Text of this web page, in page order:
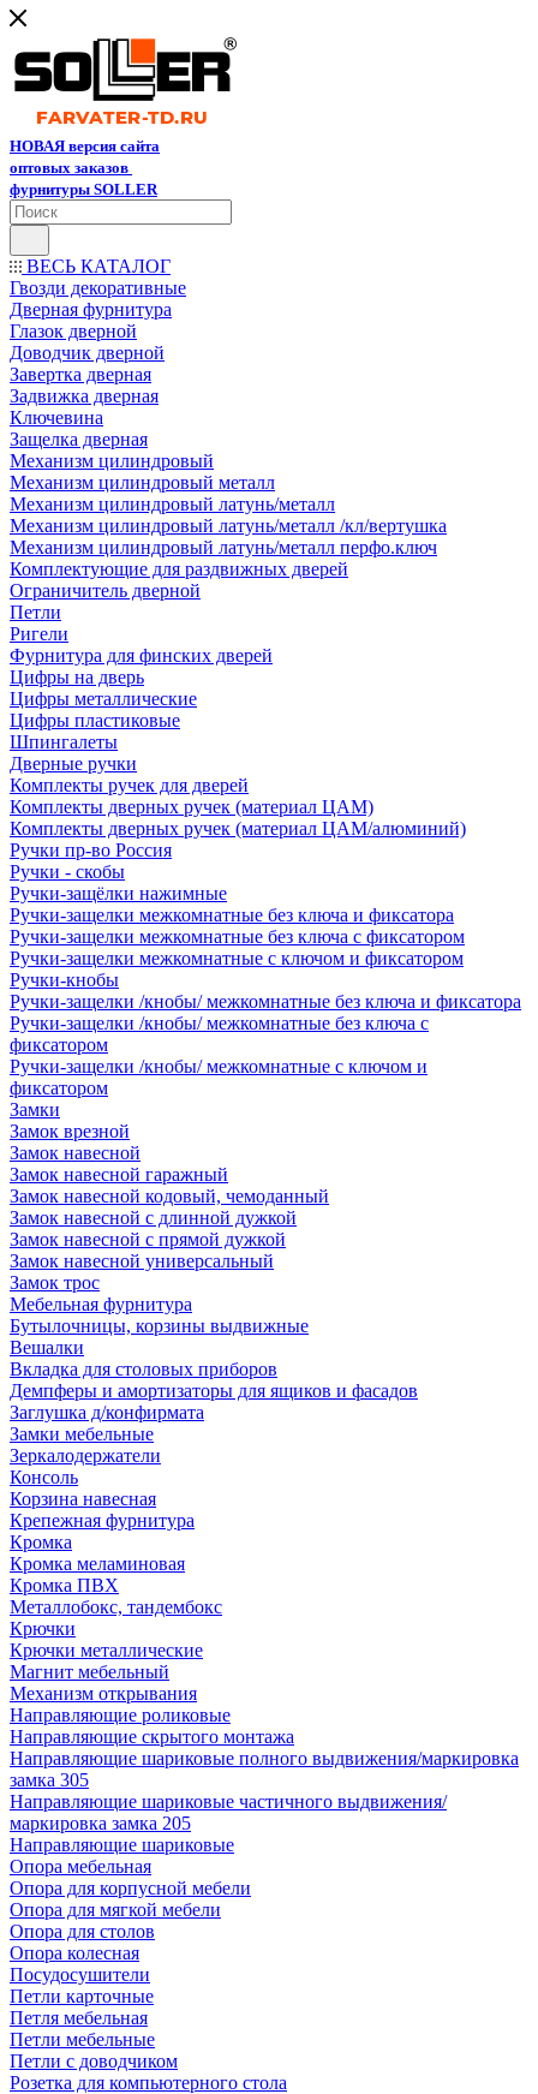
НОВАЯ версия сайта
оптовых заказов
фурнитуры SOLLER
ВЕСЬ КАТАЛОГ
Гвозди декоративные
Дверная фурнитура
Глазок дверной
Доводчик дверной
Завертка дверная
Задвижка дверная
Ключевина
Защелка дверная
Механизм цилиндровый
Механизм цилиндровый металл
Механизм цилиндровый латунь/металл
Механизм цилиндровый латунь/металл /кл/вертушка
Механизм цилиндровый латунь/металл перфо.ключ
Комплектующие для раздвижных дверей
Ограничитель дверной
Петли
Ригели
Фурнитура для финских дверей
Цифры на дверь
Цифры металлические
Цифры пластиковые
Шпингалеты
Дверные ручки
Комплекты ручек для дверей
Комплекты дверных ручек (материал ЦАМ)
Комплекты дверных ручек (материал ЦАМ/алюминий)
Ручки пр-во Россия
Ручки - скобы
Ручки-защёлки нажимные
Ручки-защелки межкомнатные без ключа и фиксатора
Ручки-защелки межкомнатные без ключа с фиксатором
Ручки-защелки межкомнатные с ключом и фиксатором
Ручки-кнобы
Ручки-защелки /кнобы/ межкомнатные без ключа и фиксатора
Ручки-защелки /кнобы/ межкомнатные без ключа с
фиксатором
Ручки-защелки /кнобы/ межкомнатные с ключом и
фиксатором
Замки
Замок врезной
Замок навесной
Замок навесной гаражный
Замок навесной кодовый, чемоданный
Замок навесной с длинной дужкой
Замок навесной с прямой дужкой
Замок навесной универсальный
Замок трос
Мебельная фурнитура
Бутылочницы, корзины выдвижные
Вешалки
Вкладка для столовых приборов
Демпферы и амортизаторы для ящиков и фасадов
Заглушка д/конфирмата
Замки мебельные
Зеркалодержатели
Консоль
Корзина навесная
Крепежная фурнитура
Кромка
Кромка меламиновая
Кромка ПВХ
Металлобокс, тандембокс
Крючки
Крючки металлические
Магнит мебельный
Механизм открывания
Направляющие роликовые
Направляющие скрытого монтажа
Направляющие шариковые полного выдвижения/маркировка
замка 305
Направляющие шариковые частичного выдвижения/
маркировка замка 205
Направляющие шариковые
Опора мебельная
Опора для корпусной мебели
Опора для мягкой мебели
Опора для столов
Опора колесная
Посудосушители
Петли карточные
Петля мебельная
Петли мебельные
Петли с доводчиком
Розетка для компьютерного стола